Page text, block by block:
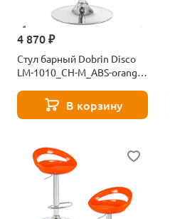
4 870 ₽
Стул барный Dobrin Disco
LM-1010_CH-M_ABS-orange-
В корзину